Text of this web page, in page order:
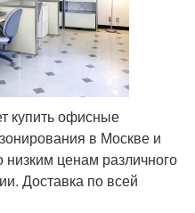
купить офисные
в Москве и
низким ценам различного
Доставка по всей